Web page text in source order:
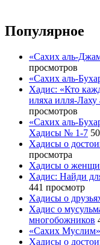
Популярное
«Сахих аль-
просмотров
«Сахих аль-
Хадис: «Кто
иляха илля-
просмотров
«Сахих аль-
Хадисы № 1-7
Хадисы о
просмотра
Хадисы о
Хадис: Найди
441 просмотр
Хадисы о
Хадис о
многобожников
«Сахих
Хадисы о